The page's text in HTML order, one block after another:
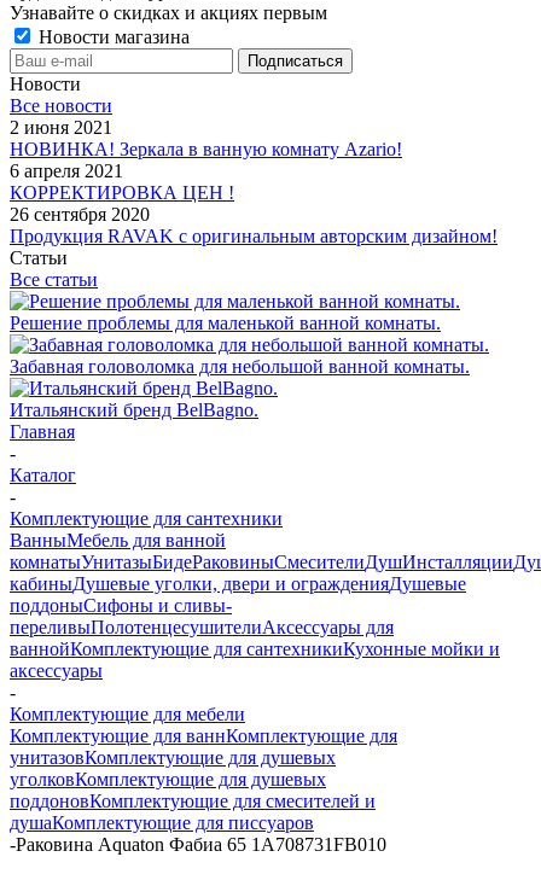
Узнавайте о скидках и акциях первым
Новости магазина
Новости
Все новости
2 июня 2021
НОВИНКА! Зеркала в ванную комнату Azario!
6 апреля 2021
КОРРЕКТИРОВКА ЦЕН !
26 сентября 2020
Продукция RAVAK с оригинальным авторским дизайном!
Статьи
Все статьи
Решение проблемы для маленькой ванной комнаты.
Забавная головоломка для небольшой ванной комнаты.
Итальянский бренд BelBagno.
Главная
-
Каталог
-
Комплектующие для сантехники
ВанныМебель для ванной
комнатыУнитазыБидеРаковиныСмесителиДушИнсталляции
кабиныДушевые уголки, двери и огражденияДушевые
поддоныСифоны и сливы-
переливыПолотенцесушителиАксессуары для
ваннойКомплектующие для сантехникиКухонные мойки и
аксессуары
-
Комплектующие для мебели
Комплектующие для ваннКомплектующие для
унитазовКомплектующие для душевых
уголковКомплектующие для душевых
поддоновКомплектующие для смесителей и
душаКомплектующие для писсуаров
-Раковина Aquaton Фабиа 65 1A708731FB010